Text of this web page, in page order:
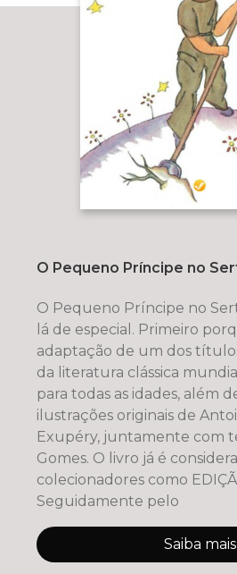
O Pequeno Príncipe no
O Pequeno Príncipe no
lá de especial. Primeiro
adaptação de um dos
da literatura clássica
para todas as idades, além
ilustrações originais de
Exupéry, juntamente com
Gomes. O livro já é
colecionadores como
Seguidamente pelo
Saiba mais